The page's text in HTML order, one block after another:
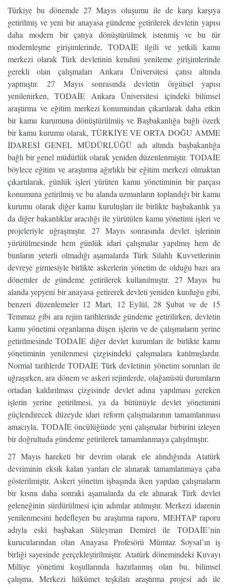
Türkiye bu dönemde 27 Mayıs oluşumu ile de karşı karşıya
getirilmiş ve yeni bir anayasa gündeme getirilerek devletin yapısı
daha modern bir çatıya dönüştürülmek istenmiş ve bu tür
modernleşme girişimlerinde, TODAİE ilgili ve yetkili kamu
merkezi olarak Türk devletinin kendini yenileme girişimlerinde
gerekli olan çalışmaları Ankara Üniversitesi çatısı altında
yapmıştır. 27 Mayıs sonrasında devletin örgütsel yapısı
yenilenirken, TODAİE Ankara Üniversitesi içindeki bilimsel
araştırma ve eğitim merkezi konumundan çıkarılarak daha etkin
bir kamu kurumuna dönüştürülmüş ve Başbakanlığa bağlı özerk
bir kamu kurumu olarak, TÜRKİYE VE ORTA DOĞU AMME
İDARESİ GENEL MÜDÜRLÜĞÜ adı altında başbakanlığa
bağlı bir genel müdürlük olarak yeniden düzenlenmiştir. TODAİE
böylece eğitim ve araştırma ağırlıklı bir eğitim merkezi olmaktan
çıkartılarak, günlük işleri yürüten kamu yönetiminin bir parçası
konumuna getirilmiş ve bu alanda uzmanların toplandığı bir kamu
kurumu olarak diğer kamu kuruluşları ile birlikte başbakanlık ya
da diğer bakanlıklar aracılığı ile yürütülen kamu yönetimi işleri ve
projeleriyle uğraşmıştır. 27 Mayıs sonrasında devlet işlerinin
yürütülmesinde hem günlük idari çalışmalar yapılmış hem de
bunların yeterli olmadığı aşamalarda Türk Silahlı Kuvvetlerinin
devreye girmesiyle birlikte askerlerin yönetim de olduğu bazı ara
dönemler de gündeme getirilerek kullanılmıştır. 27 Mayıs bu
alanda yepyeni bir anayasa getirerek devleti yeniden kurduğu gibi,
benzeri düzenlemeler 12 Mart, 12 Eylül, 28 Şubat ve de 15
Temmuz gibi ara rejim tarihlerinde gündeme getirilirken, devletin
kamu yönetimi organlarına düşen işlerin ve de çalışmaların yerine
getirilmesinde TODAİE diğer devlet kurumları ile birlikte kamu
yönetiminin yenilenmesi çizgisindeki çalışmalara katılmışlardır.
Normal tarihlerde TODAİE Türk devletinin yönetim sorunları ile
uğraşırken, ara dönem ve askeri rejimlerde, olağanüstü durumların
ortadan kaldırılması çizgisinde devlet adına yapılması gereken
işlerin yerine getirilmesi, ya da bütünüyle devlet yönetimini
güçlendirecek düzeyde idari reform çalışmalarının tamamlanması
amacıyla, TODAİE öncülüğünde yeni çalışmalar birbirini izleyen
bir doğrultuda gündeme getirilerek tamamlanmaya çalışılmıştır.
27 Mayıs hareketi bir devrim olarak ele alındığında Atatürk
devriminin eksik kalan yanları ele alınarak tamamlanmaya çaba
gösterilmiştir. Askeri yönetim işbaşında iken yapılan çalışmaların
bir kısmı daha sonraki aşamalarda da ele alınarak Türk devlet
geleneğinin sürdürülmesi için adımlar atılmıştır. Merkezi idarenin
yenilenmesini hedefleyen bu araştırma raporu, MEHTAP raporu
adıyla eski başbakan Süleyman Demirel ile TODAİE’nin
kurucularından olan Anayasa Profesörü Mümtaz Soysal’ın iş
birliği sayesinde gerçekleştirilmiştir. Atatürk dönemindeki Kuvayı
Milliye yönetimi koşullarında hazırlanmış olan bu, bilimsel
çalışma, Merkezi hükümet teşkilatı araştırma projesi adı ile